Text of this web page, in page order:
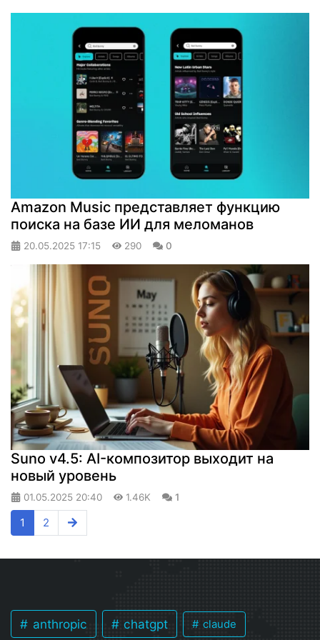
Amazon Music представляет функцию
поиска на базе ИИ для меломанов
20.05.2025 17:15 290 0
Suno v4.5: AI-композитор выходит на
новый уровень
01.05.2025 20:40 1.46K 1
1 2
anthropic chatgpt claude